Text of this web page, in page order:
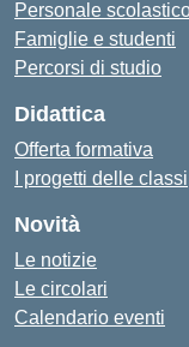
Personale
Famiglie e studenti
Percorsi di studio
Didattica
Offerta formativa
I progetti delle classi
Novità
Le notizie
Le circolari
Calendario eventi